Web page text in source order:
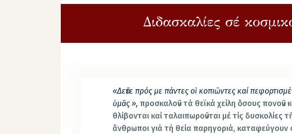
Διδασκαλίες σέ
«Δεῦτε πρός με πάντες οἱ κοπιῶντες καί
ὑμᾶς »,προσκαλοῦν τά θεϊκά χείλη ὅσους πονοῦν
θλίβονται καί ταλαιπωροῦνται μέ τίς δυσκολίες
ἄνθρωποι γιά τή θεία παρηγοριά,